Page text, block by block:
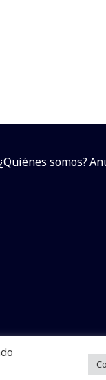
somos?
sin dar